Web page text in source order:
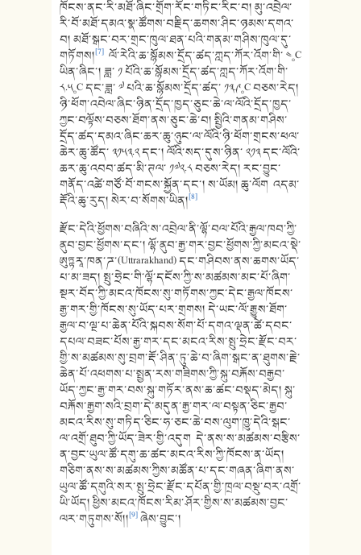
ཁོངས་ནང་རི་མཐོ་ཞིང་གྲོག་རོང་གཏིང་རིང་བ། མུ་འབྲེལ་
རི་བོ་མཐོ་དམའ་སྣ་ཚོགས་བརྗིད་ཆགས་ཤིང་ཉམས་དགའ་
བ། མཐོ་སྒང་བར་གྲང་ཁུལ་ཐན་པའི་གནམ་གཤིས་ཁུལ་དུ་
གཏོགས།[7] ལོ་རེའི་ཆ་སྙོམས་དྲོད་ཚད་ཀླད་ཀོར་འོག་གི་ ༤༚C
ཡིན་ཞིང་། ཟླ་ ༡ པོའི་ཆ་སྙོམས་དྲོད་ཚད་ཀླད་ཀོར་འོག་གི་
༨.༥༚C དང་ཟླ་ ༧ པའི་ཆ་སྙོམས་དྲོད་ཚད་ ༡༣.༩༚C བཅས་རེད།
ཉི་ཕོག་འབེལ་ཞིང་ཉིན་དྲོད་ཁྱད་ཅུང་ཆེ་ལ་ལོའི་དྲོད་ཁྱད་
ཀྱང་བལྟོས་བཅས་ཐོག་ནས་ཅུང་ཆེ་བ། སྤྱིའི་གནམ་གཤིས་
དྲོད་ཚད་དམའ་ཞིང་ཆར་ཆུ་ཉུང་ལ་ལོའི་ཉི་ཕོག་གྲངས་ཕལ་
ཆེར་ཆུ་ཚོད་ ༣༡༥༣.༢ དང་། ལོའི་སད་དུས་ཉིན་ ༢༡༣ དང་ལོའི་
ཆར་ཆུ་འབབ་ཚད་མི་ཊལ་ ༡༧༢.༨ བཅས་རེད། རང་བྱུང་
གནོད་འཚེ་གཙོ་བོ་གངས་སྐྱོན་དང་། ས་ཡོམ། ཆུ་ལོག འདམ་
རྡོའི་ཆུ་རུད། སེར་བ་སོགས་ཡིན།[8]
རྫོང་དེའི་ཕྱོགས་བཞིའི་ས་འབྲེལ་ནི་ལྷོ་བལ་པོའི་རྒྱལ་ཁབ་ཀྱི་
ནུབ་བྱང་ཕྱོགས་དང་། ལྷོ་ནུབ་རྒྱ་གར་བྱང་ཕྱོགས་ཀྱི་མངའ་སྡེ་
ཨུཏྟརཱ་ཁན་ཌ་(Uttrarakhand) དང་གཤིབས་ནས་ཆགས་ཡོད་
པ་མ་ཟད། སྤུ་ཧྲེང་གི་ལྷོ་དངོས་ཀྱི་ས་མཚམས་མང་པོ་ཞིག་
སྔར་བོད་ཀྱི་མངའ་ཁོངས་སུ་གཏོགས་ཀྱང་དེང་རྒྱལ་ཁོངས་
རྒྱ་གར་གྱི་ཁོངས་སུ་ཡོད་པར་གྲགས། དེ་ཡང་ལོ་རྒྱུས་ཐོག་
རྒྱལ་བ་ལྔ་པ་ཆེན་པོའི་སྐབས་སོག་པོ་དགའ་ལྡན་ཚེ་དབང་
དཔལ་བཟང་པོས་རྒྱ་གར་དང་མངའ་རིས་སྤུ་ཧྲེང་རྫོང་བར་
གྱི་ས་མཚམས་སུ་བྲག་རྡོ་ཤིན་ཏུ་ཆེ་བ་ཞིག་སྒང་ན་ཐུགས་རྗེ་
ཆེན་པོ་འཕགས་པ་སྤྱན་རས་གཟིགས་ཀྱི་སྐུ་བརྐོས་བརྒྱབ་
ཡོད་ཀྱང་རྒྱ་གར་བས་སྐུ་གཏོར་ནས་ཆ་ཚང་བསྡད་མེད། སྐུ་
བརྐོས་རྒྱག་སའི་བྲག་དེ་མདུན་རྒྱ་གར་ལ་བསྟན་ཅིང་རྒྱབ་
མངའ་རིས་སུ་གཏིད་ཅིང་ཧ་ཅང་ཆེ་བས་ལུག་ཁྱུ་དེའི་སྒང་
ལ་འགྲོ་ཐུབ་ཀྱི་ཡོད་ཟེར་གྱི་འདུག དེ་ནས་ས་མཚམས་བརྩིས་
ན་བྱང་ཡུལ་ཚོ་དགུ་ཆ་ཚང་མངའ་རིས་ཀྱི་ཁོངས་ན་ཡོད།
གཅིག་ནས་ས་མཚམས་ཀྱིས་མཚོན་པ་དང་གཞན་ཞིག་ནས་
ཡུལ་ཚོ་དགུའི་སར་སྤུ་ཧྲེང་རྫོང་དཔོན་གྱི་ཁྲལ་བསྡུ་བར་འགྲོ་
ཡི་ཡོད། ཕྱིས་མངའ་ཁོངས་རིམ་ཤོར་གྱིས་ས་མཚམས་བྱང་
ལར་གཏུགས་སོ།།[9]ཞེས་བྱུང་།